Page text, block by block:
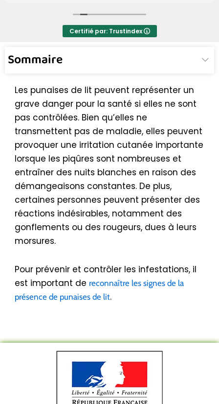
Certifié par: Trustindex
Sommaire
Les punaises de lit peuvent représenter un
grave danger pour la santé si elles ne sont
pas contrôlées. Bien qu’elles ne
transmettent pas de maladie, elles peuvent
provoquer une irritation cutanée importante
lorsque les piqûres sont nombreuses et
entraîner des nuits blanches en raison des
démangeaisons constantes. De plus,
certaines personnes peuvent présenter des
réactions indésirables, notamment des
gonflements ou des rougeurs, dues à leurs
morsures.
Pour prévenir et contrôler les infestations, il
est important de reconnaître les signes de la
présence de punaises de lit.